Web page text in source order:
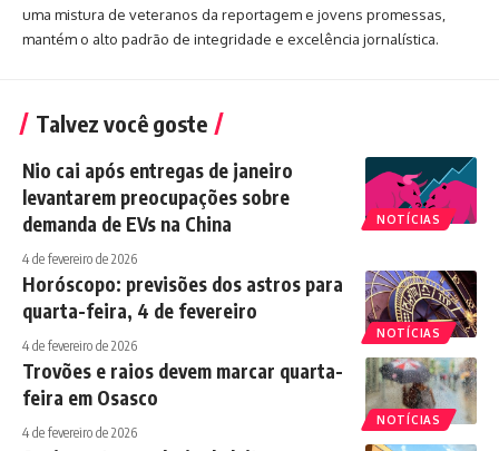
uma mistura de veteranos da reportagem e jovens promessas,
mantém o alto padrão de integridade e excelência jornalística.
Talvez você goste
NOTÍCIAS
Nio cai após entregas de janeiro
levantarem preocupações sobre
demanda de EVs na China
4 de fevereiro de 2026
NOTÍCIAS
Horóscopo: previsões dos astros para
quarta-feira, 4 de fevereiro
4 de fevereiro de 2026
NOTÍCIAS
Trovões e raios devem marcar quarta-
feira em Osasco
4 de fevereiro de 2026